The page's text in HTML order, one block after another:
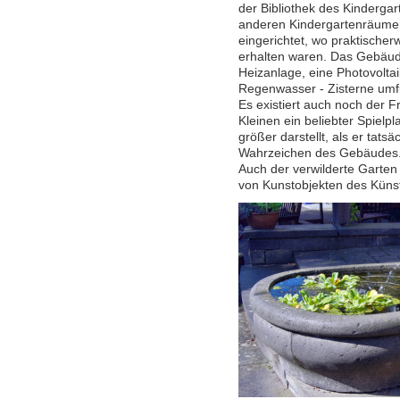
der Bibliothek des
anderen
eingerichtet, wo
erhalten waren. Das
Heizanlage, eine
Regenwasser - Zisterne
Es existiert auch noch der
Kleinen ein beliebter
größer darstellt, als er
Wahrzeichen des
Auch der verwilderte
von Kunstobjekten des